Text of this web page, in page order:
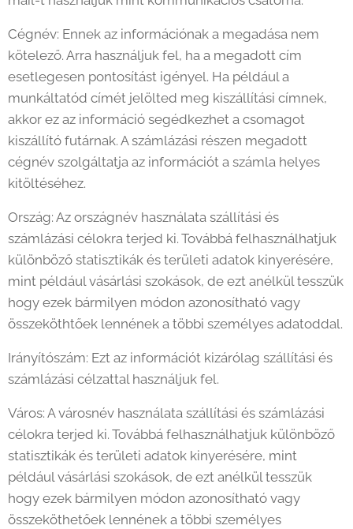
Cégnév: Ennek az információnak a megadása nem
kötelező. Arra használjuk fel, ha a megadott cím
esetlegesen pontosítást igényel. Ha például a
munkáltatód címét jelölted meg kiszállítási címnek,
akkor ez az információ segédkezhet a csomagot
kiszállító futárnak. A számlázási részen megadott
cégnév szolgáltatja az információt a számla helyes
kitöltéséhez.
Ország: Az országnév használata szállítási és
számlázási célokra terjed ki. Továbbá felhasználhatjuk
különböző statisztikák és területi adatok kinyerésére,
mint például vásárlási szokások, de ezt anélkül tesszük
hogy ezek bármilyen módon azonosítható vagy
összeköthtőek lennének a többi személyes adatoddal.
Irányítószám: Ezt az információt kizárólag szállítási és
számlázási célzattal használjuk fel.
Város: A városnév használata szállítási és számlázási
célokra terjed ki. Továbbá felhasználhatjuk különböző
statisztikák és területi adatok kinyerésére, mint
például vásárlási szokások, de ezt anélkül tesszük
hogy ezek bármilyen módon azonosítható vagy
összeköthetőek lennének a többi személyes